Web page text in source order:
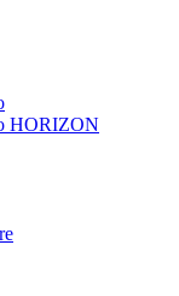
HORIZON